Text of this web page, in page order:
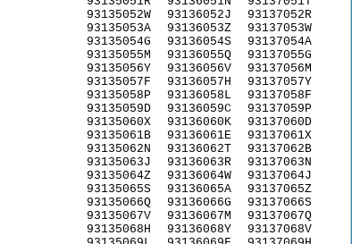
93135052W
93135053A
93135054G
93135055M
93135056Y
93135057F
93135058P
93135059D
93135060X
93135061B
93135062N
93135063J
93135064Z
93135065S
93135066Q
93135067V
93135068H
93136052J
93136053Z
93136054S
93136055Q
93136056V
93136057H
93136058L
93136059C
93136060K
93136061E
93136062T
93136063R
93136064W
93136065A
93136066G
93136067M
93136068Y
93137052R
93137053W
93137054A
93137055G
93137056M
93137057Y
93137058F
93137059P
93137060D
93137061X
93137062B
93137063N
93137064J
93137065Z
93137066S
93137067Q
93137068V